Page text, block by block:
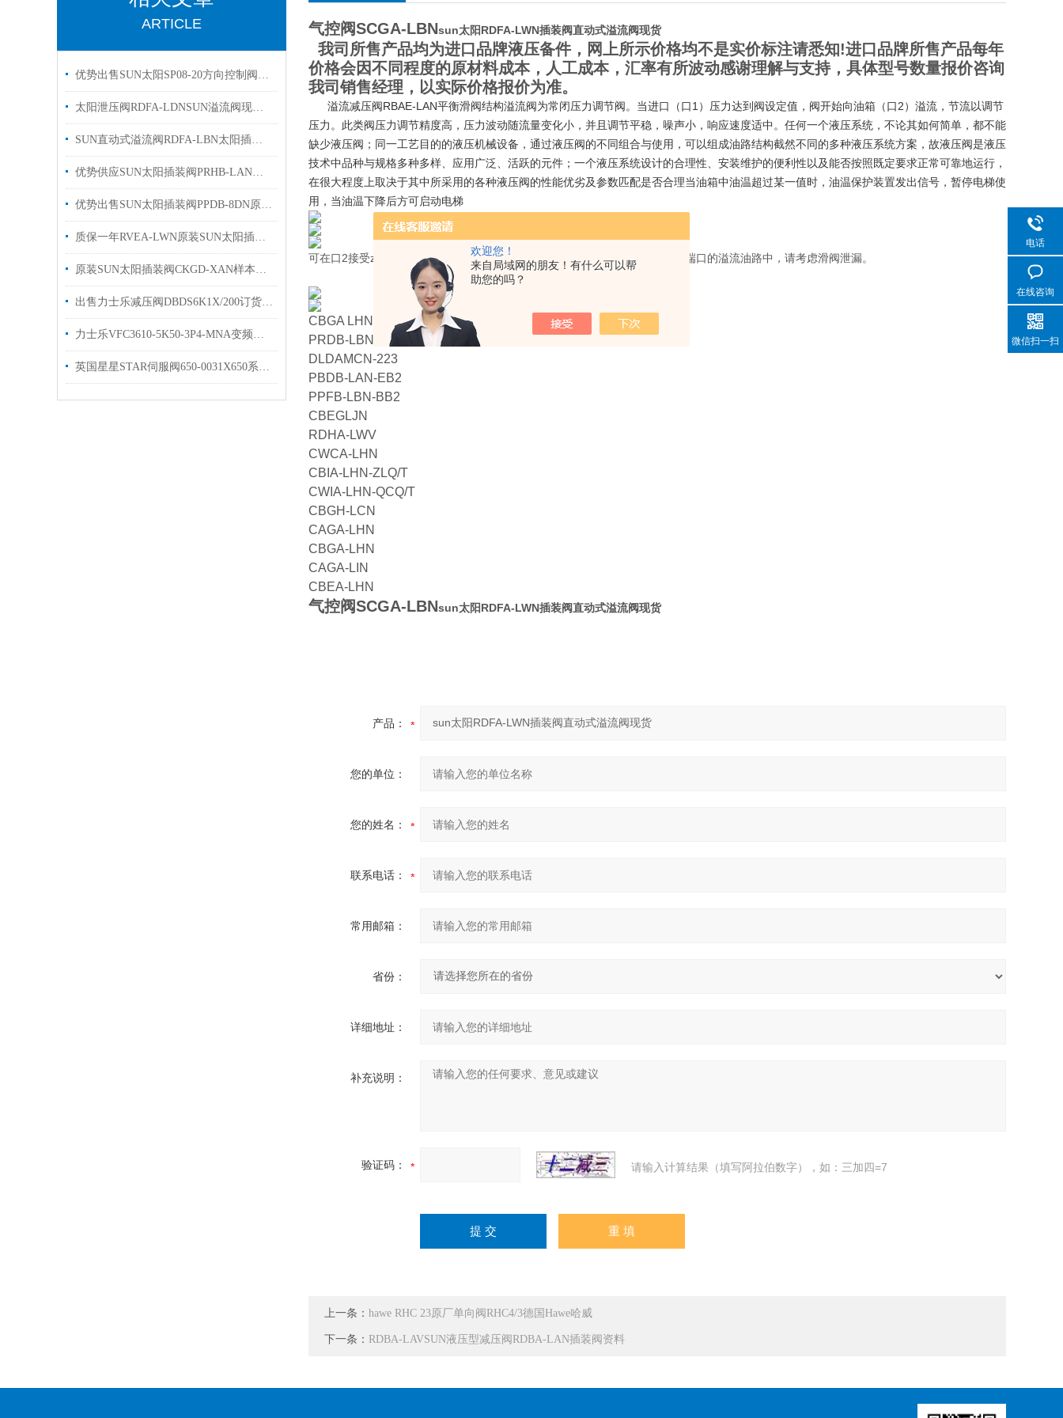
欢迎您！
来自局域网的朋友！有什么可以帮
助您的吗？
ARTICLE
优势出售SUN太阳SP08-20方向控制阀有库存
太阳泄压阀RDFA-LDNSUN溢流阀现货出售欢迎选购
SUN直动式溢流阀RDFA-LBN太阳插装阀有库存欢迎询价
优势供应SUN太阳插装阀PRHB-LAN电磁阀原装现货
优势出售SUN太阳插装阀PPDB-8DN原装有库存
质保一年RVEA-LWN原装SUN太阳插装阀参数溢流阀
原装SUN太阳插装阀CKGD-XAN样本优势出售
出售力士乐减压阀DBDS6K1X/200订货号R900423724
力士乐VFC3610-5K50-3P4-MNA变频器现货出售
英国星星STAR伺服阀650-0031X650系列优势出售
气控阀SCGA-LBNsun太阳RDFA-LWN插装阀直动式溢流阀现货
我司所售产品均为进口品牌液压备件，网上所示价格均不是实价标注请悉知!进口品牌所售产品每年
价格会因不同程度的原材料成本，人工成本，汇率有所波动感谢理解与支持，具体型号数量报价咨询
我司销售经理，以实际价格报价为准。
溢流减压阀RBAE-LAN平衡滑阀结构溢流阀为常闭压力调节阀。当进口（口1）压力达到阀设定值，阀开始向油箱（口2）溢流，节流以调节
压力。此类阀压力调节精度高，压力波动随流量变化小，并且调节平稳，噪声小，响应速度适中。任何一个液压系统，不论其如何简单，都不能
缺少液压阀；同一工艺目的的液压机械设备，通过液压阀的不同组合与使用，可以组成油路结构截然不同的多种液压系统方案，故液压阀是液压
技术中品种与规格多种多样、应用广泛、活跃的元件；一个液压系统设计的合理性、安装维护的便利性以及能否按照既定要求正常可靠地运行，
在很大程度上取决于其中所采用的各种液压阀的性能优劣及参数匹配是否合理当油箱中油温超过某一值时，油温保护装置发出信号，暂停电梯使
用，当油温下降后方可启动电梯
可在口2接受zuida压力；适合应用在交叉端口的溢流油路中。如果应用在交叉端口的溢流油路中，请考虑滑阀泄漏。
CBGA LHN
PRDB-LBN
DLDAMCN-223
PBDB-LAN-EB2
PPFB-LBN-BB2
CBEGLJN
RDHA-LWV
CWCA-LHN
CBIA-LHN-ZLQ/T
CWIA-LHN-QCQ/T
CBGH-LCN
CAGA-LHN
CBGA-LHN
CAGA-LIN
CBEA-LHN
气控阀SCGA-LBNsun太阳RDFA-LWN插装阀直动式溢流阀现货
产品：
您的单位：
您的姓名：
联系电话：
常用邮箱：
省份：
详细地址：
补充说明：
验证码： 请输入计算结果（填写阿拉伯数字），如：三加四=7
上一条： hawe RHC 23原厂单向阀RHC4/3德国Hawe哈威
下一条： RDBA-LAVSUN液压型减压阀RDBA-LAN插装阀资料
电话
在线咨询
微信扫一扫